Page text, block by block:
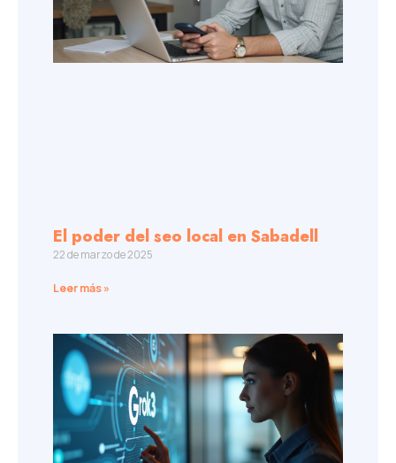
El poder del seo local en Sabadell
22 de marzo de 2025
Leer más »